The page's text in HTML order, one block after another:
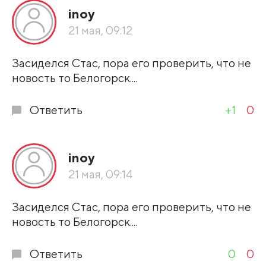
inoy
21 мая, 09:12
Засиделся Стас, пора его проверить, что не
новость то Белогорск....
Ответить +1 0
inoy
21 мая, 09:14
Засиделся Стас, пора его проверить, что не
новость то Белогорск....
Ответить 0 0